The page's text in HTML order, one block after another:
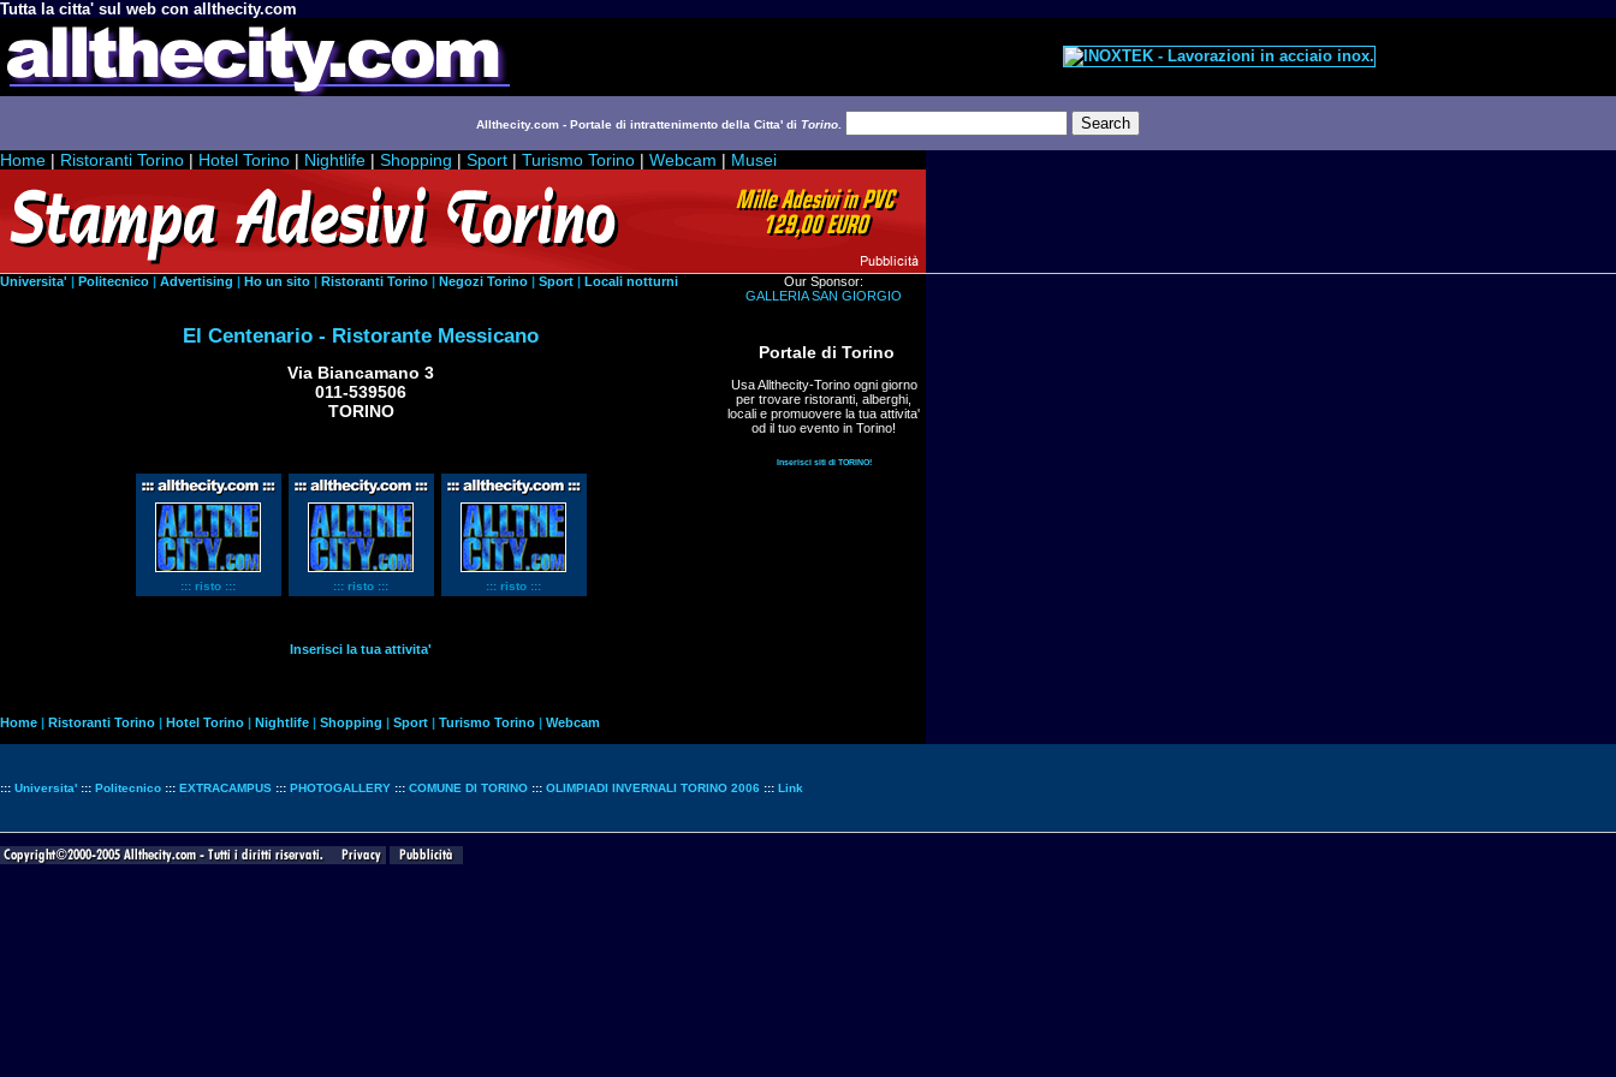
Tutta la citta' sul web con allthecity.com
Allthecity.com - Portale di intrattenimento della Citta' di Torino
Home | Ristoranti Torino | Hotel Torino | Nightlife | Shopping | Sport | Turismo Torino | Webcam | Musei
Universita' | Politecnico | Advertising | Ho un sito | Ristoranti Torino | Negozi Torino | Sport | Locali notturni
Our Sponsor:
GALLERIA SAN GIORGIO
Portale di Torino
Usa Allthecity-Torino ogni giorno
per trovare ristoranti, alberghi,
locali e promuovere la tua attivita'
od il tuo evento in Torino!
Inserisci siti di TORINO!
El Centenario - Ristorante Messicano
Via Biancamano 3
011-539506
TORINO
::: risto ::: ::: risto ::: ::: risto :::
Inserisci la tua attivita'
Home | Ristoranti Torino | Hotel Torino | Nightlife | Shopping | Sport | Turismo Torino | Webcam
::: Universita' ::: Politecnico ::: EXTRACAMPUS ::: PHOTOGALLERY ::: COMUNE DI TORINO ::: OLIMPIADI INVERNALI TORINO 2006 ::: Link